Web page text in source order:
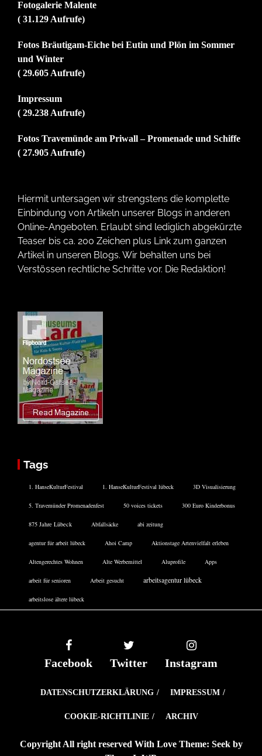
Fotogalerie Malente
( 31.129 Aufrufe)
Fotos Bräutigam-Eiche bei Eutin und Plön im Sommer
und Winter
( 29.605 Aufrufe)
Impressum
( 29.238 Aufrufe)
Fotos Travemünde am Priwall – Promenade und Schiffe
( 27.905 Aufrufe)
Hiermit untersagen wir strengstens die komplette
Einbindung von Artikeln unserer Blogs in anderen
Online-Angeboten. Erlaubt sind lediglich abgekürzte
Teaser bis ca. 200 Zeichen plus Link zum ganzen
Artikel in unseren Blogs. Wir behalten uns bei
Verstössen rechtliche Schritte vor. Die Redaktion!
Tags
1. HanseKulturFestival 1. HanseKulturFestival lübeck 3D Visualisierung
5. Travemünder Promenadenfest 50 voices tickets 300 Euro Kinderbonus
875 Jahre Lübeck Abfallsäcke abi zeitung
agentur für arbeit lübeck Ahoi Camp Aktionstage Artenvielfalt erleben
Altengerechtes Wohnen Alte Werbemittel Aluprofile Apps
arbeit für senioren Arbeit gesucht arbeitsagentur lübeck
arbeitslose ältere lübeck
Facebook Twitter Instagram
DATENSCHUTZERKLÄRUNG IMPRESSUM
COOKIE-RICHTLINIE ARCHIV
Copyright All right reserved With Love Theme: Seek by